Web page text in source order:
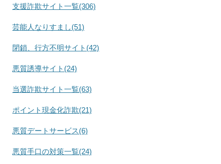
支援詐欺サイト一覧(306)
芸能人なりすまし(51)
閉鎖、行方不明サイト(42)
悪質誘導サイト(24)
当選詐欺サイト一覧(63)
ポイント現金化詐欺(21)
悪質デートサービス(6)
悪質手口の対策一覧(24)